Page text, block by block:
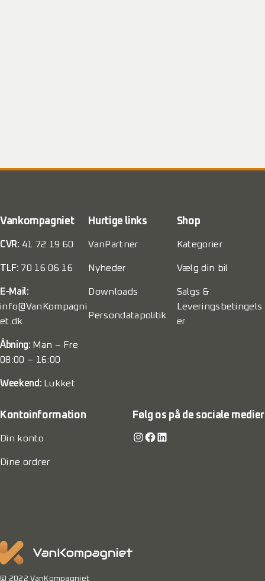
Vankompagniet
CVR: 41 72 19 60
TLF: 70 16 06 16
E-Mail:
info@VanKompagni
et.dk
Åbning: Man – Fre
08:00 – 16:00
Weekend: Lukket
Hurtige links
VanPartner
Nyheder
Downloads
Persondatapolitik
Shop
Kategorier
Vælg din bil
Salgs &
Leveringsbetingels
er
Kontoinformation
Din konto
Dine ordrer
Følg os på de sociale medier
Instagram Facebook LinkedIn
© 2022 VanKompagniet